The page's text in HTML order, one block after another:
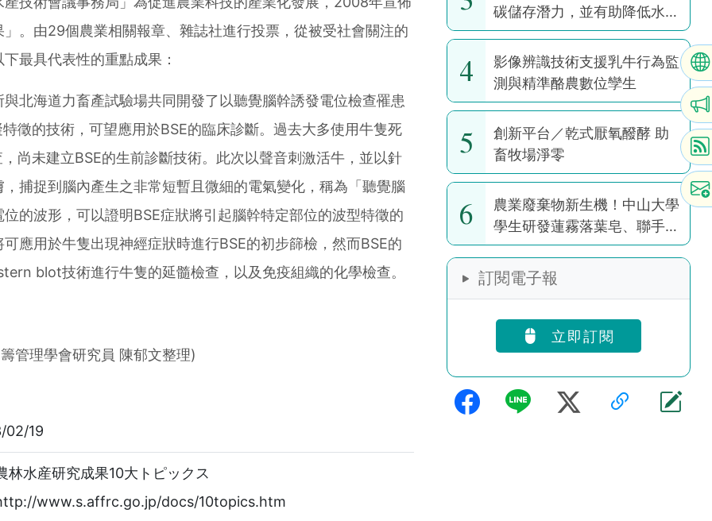
。由29個農業相關報章、雜誌社進行投票，從被受社會關注的
最具代表性的重點成果：
北海道力畜產試驗場共同開發了以聽覺腦幹誘發電位檢查罹患
徵的技術，可望應用於BSE的臨床診斷。過去大多使用牛隻死
尚未建立BSE的生前診斷技術。此次以聲音刺激活牛，並以針
捕捉到腦內產生之非常短暫且微細的電氣變化，稱為「聽覺腦
的波形，可以證明BSE症狀將引起腦幹特定部位的波型特徵的
應用於牛隻出現神經症狀時進行BSE的初步篩檢，然而BSE的
blot技術進行牛隻的延髓檢查，以及免疫組織的化學檢查。
管理學會研究員 陳郁文整理)
02/19
林水産研究成果10大トピックス
www.s.affrc.go.jp/docs/10topics.htm
碳儲存潛力，並有助降低水稻
耕作全球暖化潛勢
4
影像辨識技術支援乳牛行為監
測與精準酪農數位孿生
5
創新平台／乾式厭氧醱酵 助
畜牧場淨零
6
農業廢棄物新生機！中山大學
學生研發蓮霧落葉皂、聯手果
園推醜芭樂茶包
訂閱電子報
立即訂閱